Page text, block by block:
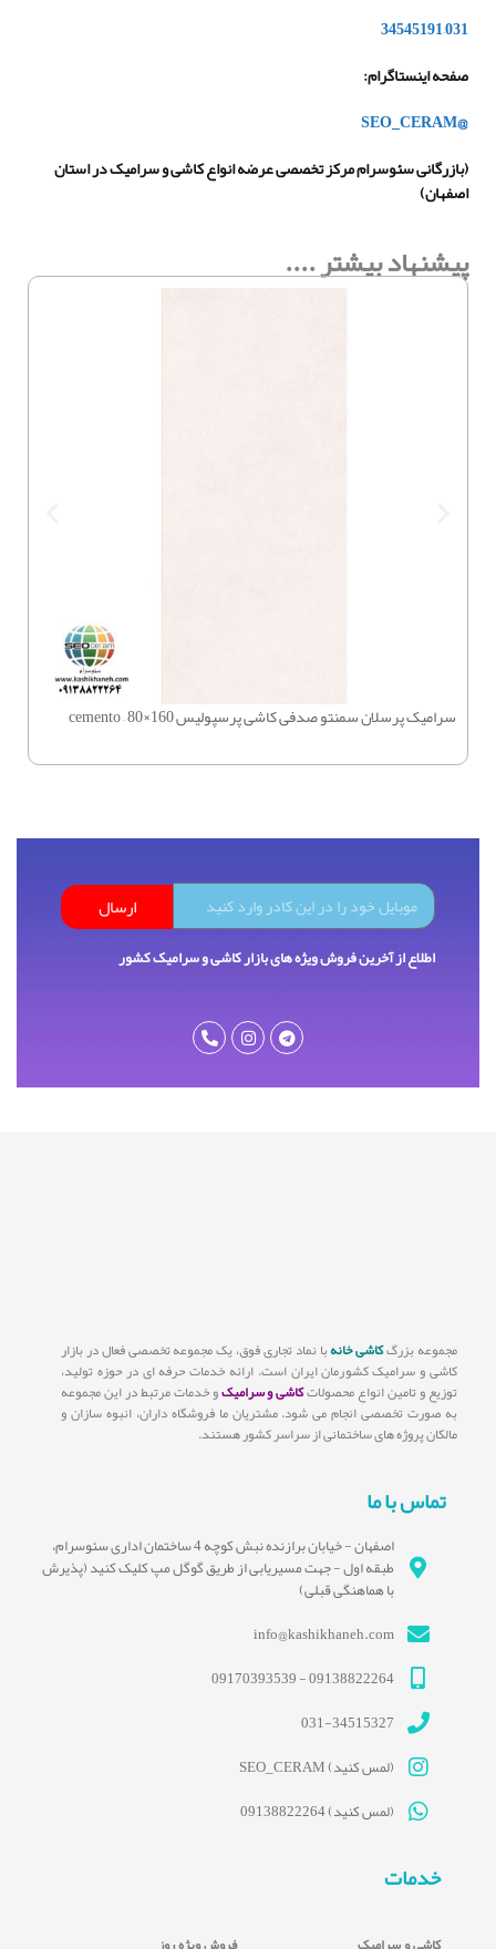
031
–
34545191
صفحه اینستاگرام:
@SEO_CERAM
(بازرگانی سئوسرام مرکز تخصصی عرضه انواع کاشی و سرامیک در استان
اصفهان)
پیشنهاد بیشتر ....
سرامیک پرسلان سمنتو صدفی کاشی پرسپولیس 160×80 – cemento
ارسال
اطلاع از آخرین فروش ویژه های بازار کاشی و سرامیک کشور
مجموعه بزرگکاشی خانهبا نماد تجاری فوق، یک مجموعه تخصصی فعال در بازار
کاشی و سرامیک کشورمان ایران است. ارائه خدمات حرفه ای در حوزه تولید،
توزیع و تامین انواع محصولاتکاشی و سرامیکو خدمات مرتبط در این مجموعه
به صورت تخصصی انجام می شود. مشتریان ما فروشگاه داران، انبوه سازان و
مالکان پروژه های ساختمانی از سراسر کشور هستند.
تماس با ما
اصفهان - خیابان برازنده نبش کوچه 4 ساختمان اداری سئوسرام،
طبقه اول - جهت مسیریابی از طریق گوگل مپ کلیک کنید (پذیرش
با هماهنگی قبلی)
info@kashikhaneh.com
09138822264 - 09170393539
031-34515327
(لمس کنید) SEO_CERAM
(لمس کنید) 09138822264
خدمات
کاشی و سرامیک فروش ویژه روز